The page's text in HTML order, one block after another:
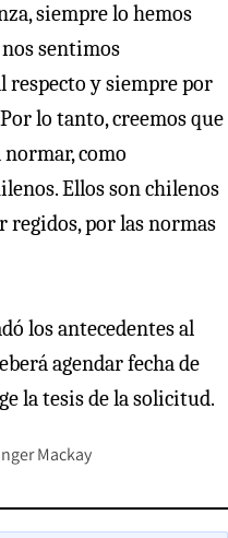
siempre lo hemos
sentimos
y siempre por
lo tanto, creemos que
como
Ellos son chilenos
regidos, por las normas
los antecedentes al
agendar fecha de
la tesis de la solicitud.
Mackay